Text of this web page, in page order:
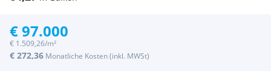
€ 97.000
€ 1.509,26/m²
€ 272,36 Monatliche Kosten (inkl. MWSt)